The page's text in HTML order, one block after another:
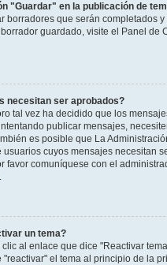
"Guardar" en la publicación de
borradores que serán completados
guardado, visite el Panel de
necesitan ser aprobados?
tal vez ha decidido que los
publicar mensajes,
es posible que La
cuyos mensajes necesitan
favor comuníquese con el
un tema?
al enlace que dice "Reactivar
el tema al principio de la